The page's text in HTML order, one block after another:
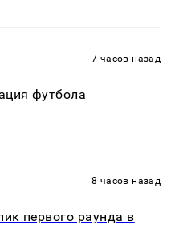
7 часов назад
футбола
8 часов назад
первого раунда в